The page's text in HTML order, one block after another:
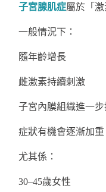
子宮腺肌症屬於「激
一般情況下：
隨年齡增長
雌激素持續刺激
子宮內膜組織進一步
症狀有機會逐漸加重
尤其係：
30–45歲女性